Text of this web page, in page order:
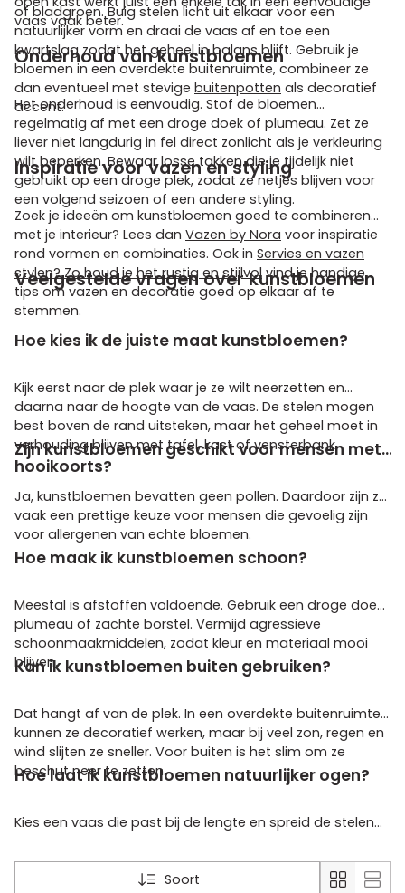
vaas vaak beter.
of bladgroen. Buig stelen licht uit elkaar voor een
natuurlijker vorm en draai de vaas af en toe een
kwartslag zodat het geheel in balans blijft. Gebruik je
bloemen in een overdekte buitenruimte, combineer ze
dan eventueel met stevige buitenpotten als decoratief
accent.
Onderhoud van kunstbloemen
Het onderhoud is eenvoudig. Stof de bloemen
regelmatig af met een droge doek of plumeau. Zet ze
liever niet langdurig in fel direct zonlicht als je verkleuring
wilt beperken. Bewaar losse takken die je tijdelijk niet
gebruikt op een droge plek, zodat ze netjes blijven voor
een volgend seizoen of een andere styling.
Inspiratie voor vazen en styling
Zoek je ideeën om kunstbloemen goed te combineren
met je interieur? Lees dan Vazen by Nora voor inspiratie
rond vormen en combinaties. Ook in Servies en vazen
stylen? Zo houd je het rustig en stijlvol vind je handige
tips om vazen en decoratie goed op elkaar af te
stemmen.
Veelgestelde vragen over kunstbloemen
Hoe kies ik de juiste maat kunstbloemen?
Kijk eerst naar de plek waar je ze wilt neerzetten en
daarna naar de hoogte van de vaas. De stelen mogen
best boven de rand uitsteken, maar het geheel moet in
verhouding blijven met tafel, kast of vensterbank.
Zijn kunstbloemen geschikt voor mensen met
hooikoorts?
Ja, kunstbloemen bevatten geen pollen. Daardoor zijn ze
vaak een prettige keuze voor mensen die gevoelig zijn
voor allergenen van echte bloemen.
Hoe maak ik kunstbloemen schoon?
Meestal is afstoffen voldoende. Gebruik een droge doek,
plumeau of zachte borstel. Vermijd agressieve
schoonmaakmiddelen, zodat kleur en materiaal mooi
blijven.
Kan ik kunstbloemen buiten gebruiken?
Dat hangt af van de plek. In een overdekte buitenruimte
kunnen ze decoratief werken, maar bij veel zon, regen en
wind slijten ze sneller. Voor buiten is het slim om ze
beschut neer te zetten.
Hoe laat ik kunstbloemen natuurlijker ogen?
Kies een vaas die past bij de lengte en spreid de stelen
eventueel wat groen toe. Zo krijgt het arrangement meer
diepte en een minder strak effect.
Soort